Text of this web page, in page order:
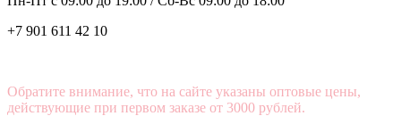
+7 901 611 42 10
Обратите внимание, что на сайте указаны оптовые цены,
действующие при первом заказе от 3000 рублей.